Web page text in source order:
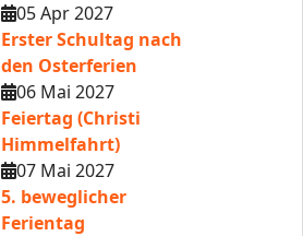
05 Apr 2027
Erster Schultag nach
den Osterferien
06 Mai 2027
Feiertag (Christi
Himmelfahrt)
07 Mai 2027
5. beweglicher
Ferientag